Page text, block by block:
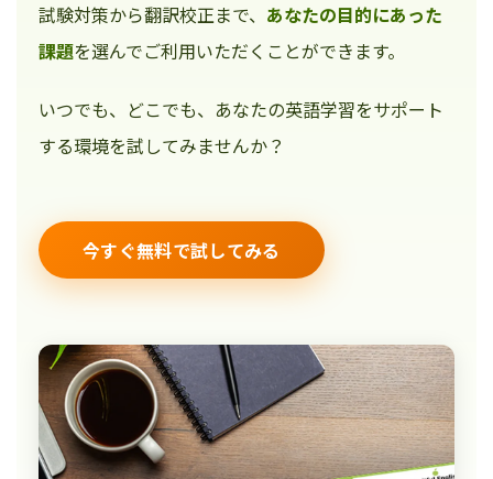
試験対策から翻訳校正まで、 あなたの目的にあった
課題を選んでご利用いただくことができます。
いつでも、どこでも、あなたの英語学習をサポート
する環境を試してみませんか？
今すぐ無料で試してみる